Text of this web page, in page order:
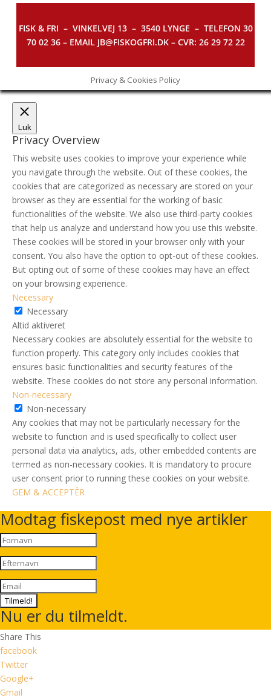
FISK & FRI – VINKELVEJ 13 – 3540 LYNGE – TELEFON 30
70 02 36 – EMAIL JB@FISKOGFRI.DK – CVR: 26 29 72 22
Privacy & Cookies Policy
Luk
Privacy Overview
This website uses cookies to improve your experience while
you navigate through the website. Out of these cookies, the
cookies that are categorized as necessary are stored on your
browser as they are essential for the working of basic
functionalities of the website. We also use third-party cookies
that help us analyze and understand how you use this website.
These cookies will be stored in your browser only with your
consent. You also have the option to opt-out of these cookies.
But opting out of some of these cookies may have an effect
on your browsing experience.
Necessary
Necessary
Altid aktiveret
Necessary cookies are absolutely essential for the website to
function properly. This category only includes cookies that
ensures basic functionalities and security features of the
website. These cookies do not store any personal information.
Non-necessary
Non-necessary
Any cookies that may not be particularly necessary for the
website to function and is used specifically to collect user
personal data via analytics, ads, other embedded contents are
termed as non-necessary cookies. It is mandatory to procure
user consent prior to running these cookies on your website.
GEM & ACCEPTÈR
Modtag fiskepost med nye artikler
Tilmeld!
Nu er du tilmeldt.
Share This
facebook
Twitter
Google+
Gmail